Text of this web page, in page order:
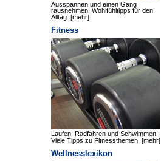
Ausspannen und einen Gang
rausnehmen: Wohlfühltipps für den
Alltag. [mehr]
Fitness
Laufen, Radfahren und Schwimmen:
Viele Tipps zu Fitnessthemen. [mehr]
Wellnesslexikon